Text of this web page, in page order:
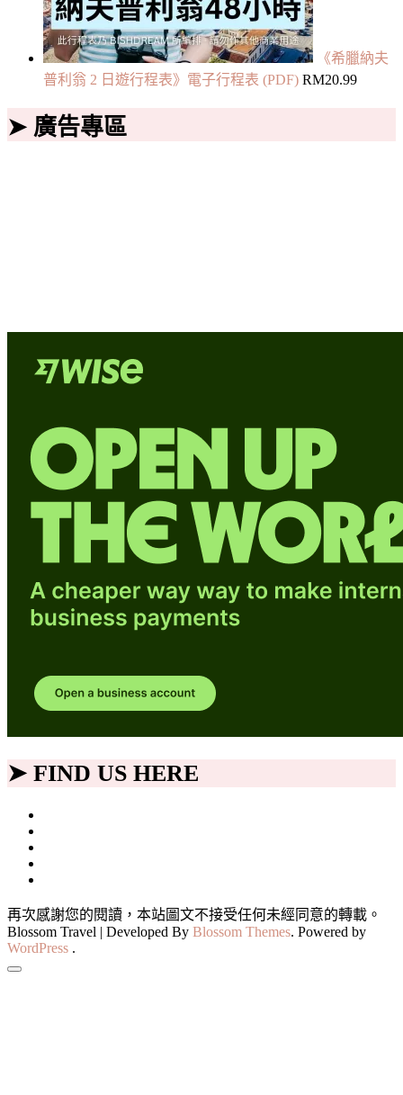
《希臘納夫
普利翁 2 日遊行程表》電子行程表 (PDF) RM20.99
➤ 廣告專區
➤ FIND US HERE
再次感謝您的閱讀，本站圖文不接受任何未經同意的轉載。
Blossom Travel | Developed By Blossom Themes. Powered by
WordPress .